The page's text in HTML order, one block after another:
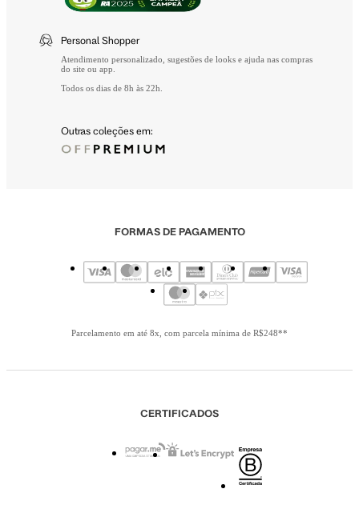
Personal Shopper
Atendimento personalizado, sugestões de looks e ajuda nas compras
do site ou app.
Todos os dias de 8h às 22h.
Outras coleções em:
FORMAS DE PAGAMENTO
Parcelamento em até 8x, com parcela mínima de R$248**
CERTIFICADOS